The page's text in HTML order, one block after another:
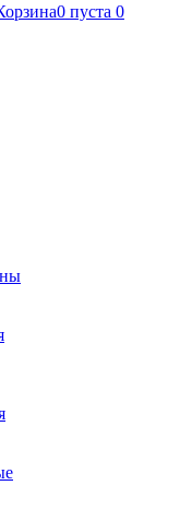
0 пуста 0